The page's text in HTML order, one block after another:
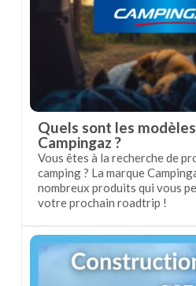
Quels sont les
Campingaz ?
Vous êtes à la recherche de
camping ? La marque
nombreux produits qui vous
votre prochain roadtrip !